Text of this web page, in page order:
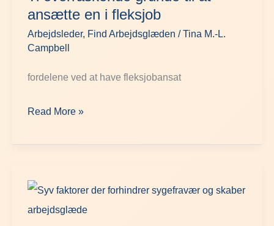
ansætte en i fleksjob
Arbejdsleder, Find Arbejdsglæden /Tina M.-L.
Campbell
fordelene ved at have fleksjobansat
til
at
en
fleksjob
Read More »
Syv
faktorer